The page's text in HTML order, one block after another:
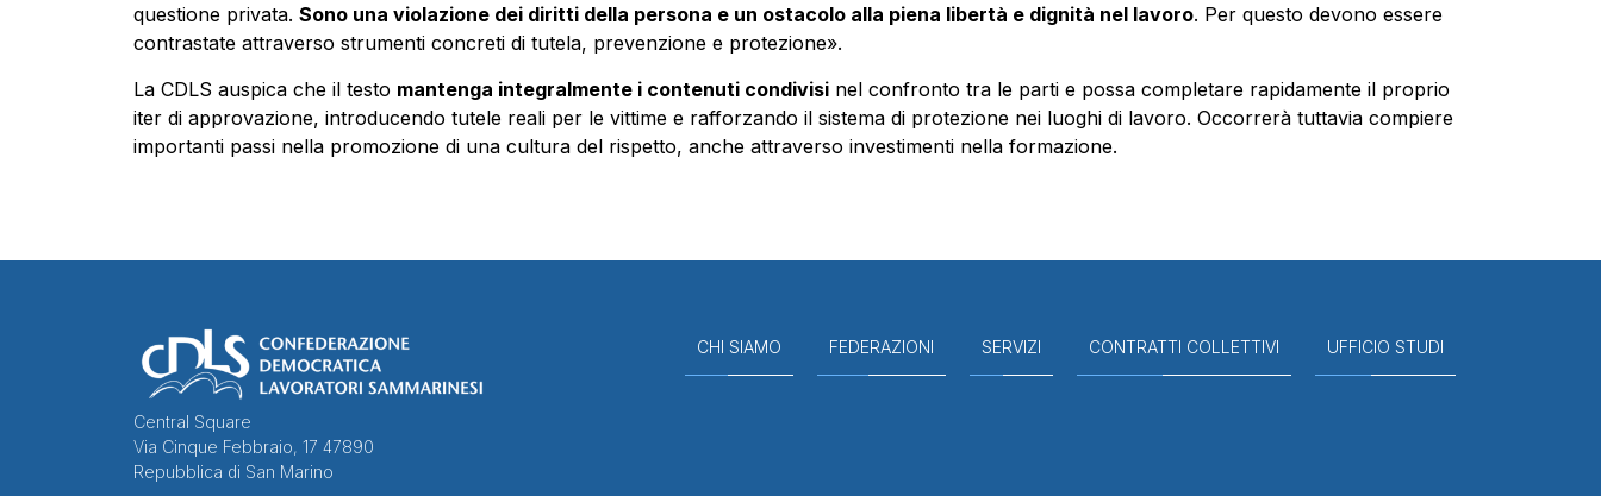
questione privata. Sono una violazione dei diritti della persona e un ostacolo alla piena libertà e dignità nel lavoro. Per questo devono essere
contrastate attraverso strumenti concreti di tutela, prevenzione e protezione».
La CDLS auspica che il testo mantenga integralmente i contenuti condivisi nel confronto tra le parti e possa completare rapidamente il proprio
iter di approvazione, introducendo tutele reali per le vittime e rafforzando il sistema di protezione nei luoghi di lavoro. Occorrerà tuttavia compiere
importanti passi nella promozione di una cultura del rispetto, anche attraverso investimenti nella formazione.
Central Square
Via Cinque Febbraio, 17 47890
Repubblica di San Marino
CHI SIAMO FEDERAZIONI SERVIZI CONTRATTI COLLETTIVI UFFICIO STUDI